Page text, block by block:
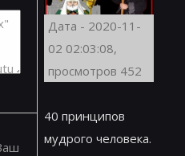
Дата - 2020-11-
02 02:03:08,
просмотров 452
40 принципов
мудрого человека.